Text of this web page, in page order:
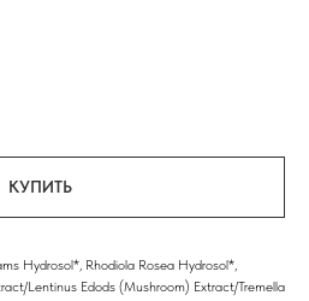
КУПИТЬ
Hydrosol*, Rhodiola Rosea Hydrosol*,
Lentinus Еdods (Mushroom) Extract/Tremella